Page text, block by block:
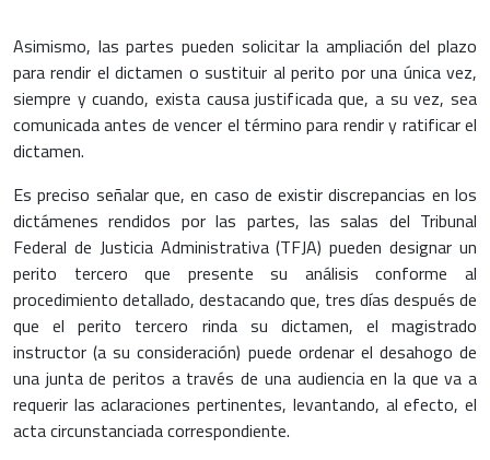
Asimismo, las partes pueden solicitar la ampliación del plazo
para rendir el dictamen o sustituir al perito por una única vez,
siempre y cuando, exista causa justificada que, a su vez, sea
comunicada antes de vencer el término para rendir y ratificar el
dictamen.
Es preciso señalar que, en caso de existir discrepancias en los
dictámenes rendidos por las partes, las salas del Tribunal
Federal de Justicia Administrativa (TFJA) pueden designar un
perito tercero que presente su análisis conforme al
procedimiento detallado, destacando que, tres días después de
que el perito tercero rinda su dictamen, el magistrado
instructor (a su consideración) puede ordenar el desahogo de
una junta de peritos a través de una audiencia en la que va a
requerir las aclaraciones pertinentes, levantando, al efecto, el
acta circunstanciada correspondiente.